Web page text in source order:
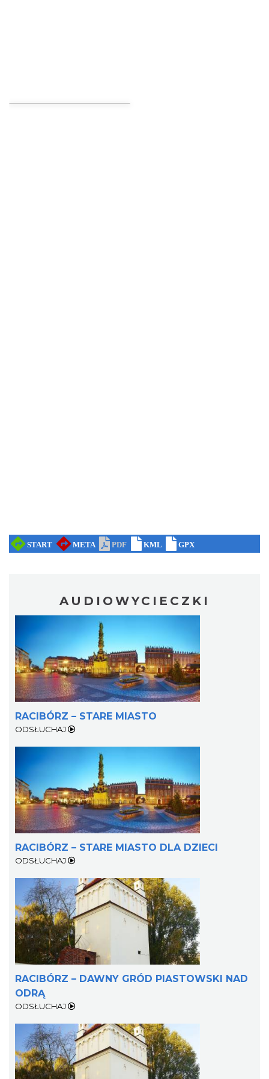
AUDIOWYCIECZKI
RACIBÓRZ – STARE MIASTO
ODSŁUCHAJ
RACIBÓRZ – STARE MIASTO DLA DZIECI
ODSŁUCHAJ
RACIBÓRZ – DAWNY GRÓD PIASTOWSKI NAD
ODRĄ
ODSŁUCHAJ